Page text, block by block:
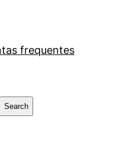
frequentes
Search